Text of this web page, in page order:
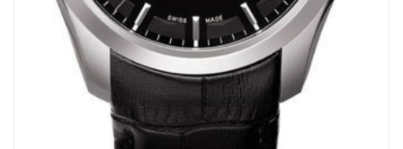
Facet
Arte Collezione
SCMITTGALL